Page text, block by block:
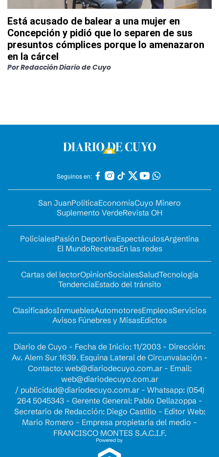
Está acusado de balear a una mujer en
Concepción y pidió que lo separen de sus
presuntos cómplices porque lo amenazaron
en la cárcel
PorRedacción Diario de Cuyo
Seguinos en:
San JuanPolíticaEconomíaCuyo Minero
Suplemento VerdeRevista OH
PolicialesPasión DeportivaEspectáculosArgentina
El MundoRecetasEn las redes
Cartas del lectorOpinionSocialesSaludTecnología
TendenciaEstado del tránsito
ClasificadosInmueblesAutomotoresEmpleosServicios
Avisos Fúnebres y MisasEdictos
Diario de Cuyo - Fecha de Inicio: 11/2003 - Dirección:
Av. Alem Sur 1639. Esquina Lateral de Circunvalación -
Contacto: web@diariodecuyo.com.ar- Email:
web@diariodecuyo.com.ar
/ publicidad@diariodecuyo.com.ar- Whatsapp: (054)
264 5045343 - Gerente General: Pablo Dellazoppa -
Secretario de Redacción: Diego Castillo - Editor Web:
Mario Romero - Empresa propietaria del medio -
FRANCISCO MONTES S.A.C.I.F.